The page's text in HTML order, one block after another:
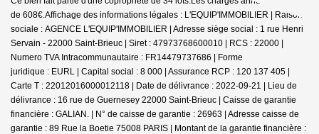
de 608€.Affichage des informations légales : L'EQUIP'IMMOBILIER | Raison
sociale : AGENCE L'EQUIP'IMMOBILIER | Adresse siège social : 1 rue Henri
Servain - 22000 Saint-Brieuc | Siret : 47973768600010 | RCS : 22000 |
Numero TVA Intracommunautaire : FR14479737686 | Forme
juridique : EURL | Capital social : 8 000 | Assurance RCP : 120 137 405 |
Carte T : 22012016000012118 | Date de délivrance : 2022-09-21 | Lieu de
délivrance : 16 rue de Guernesey 22000 Saint-Brieuc | Caisse de garantie
financière : GALIAN. | N° de caisse de garantie : 26963 | Adresse caisse de
garantie : 89 Rue la Boetie 75008 PARIS | Montant de la garantie financière :